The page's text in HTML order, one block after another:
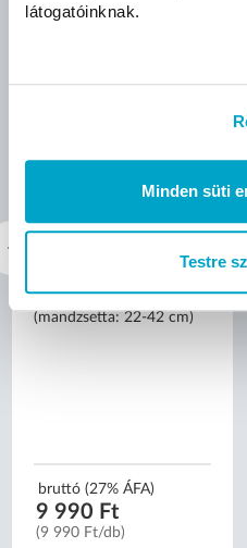
látogatóinknak.
Minden süti
Testre
vérnyomásmérő
(mandzsetta: 22-42 cm)
bruttó (27% ÁFA)
9 990 Ft
(9 990 Ft/db)